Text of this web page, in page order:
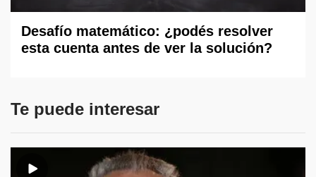
Desafío matemático: ¿podés resolver
esta cuenta antes de ver la solución?
Te puede interesar